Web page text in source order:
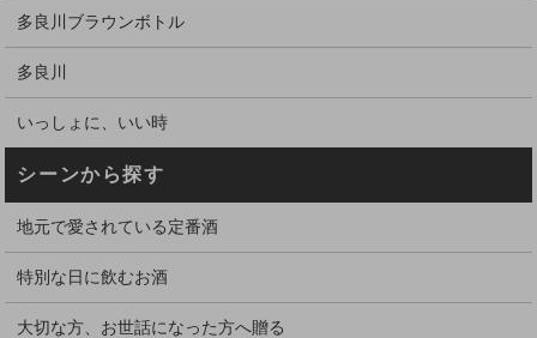
多良川ブラウンボトル
多良川
いっしょに、いい時
シーンから探す
地元で愛されている定番酒
特別な日に飲むお酒
大切な方、お世話になった方へ贈る